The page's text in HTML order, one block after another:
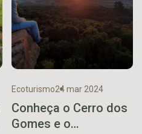
Ecoturismo24 mar 2024
Conheça o Cerro dos
Gomes e o